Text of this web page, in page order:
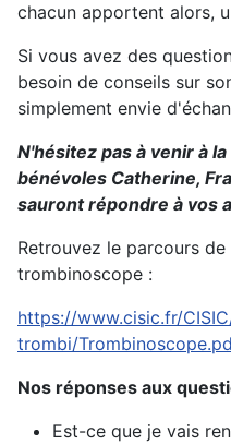
chacun apportent alors,
Si vous avez des
besoin de conseils sur
simplement envie
N'hésitez pas à venir à
bénévoles Catherine,
sauront répondre à vos
Retrouvez le parcours
trombinoscope :
https://www.cisic.fr/
trombi/
Nos réponses aux
Est-ce que je vais